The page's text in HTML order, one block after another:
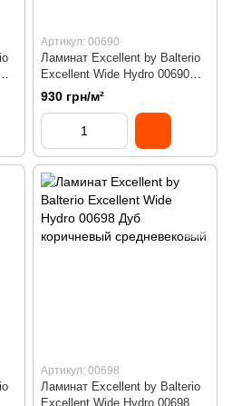
Артикул: 00690
Ламинат Excellent by Balterio
Excellent Wide Hydro 00690
Дуб белый тёплый
930 грн/м²
Артикул: 00698
Ламинат Excellent by Balterio
Excellent Wide Hydro 00698